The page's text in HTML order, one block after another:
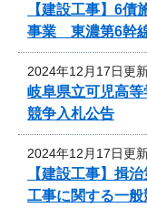
【建設工事】6
事業 東濃第6幹
2024年12月17日更
岐阜県立可児高
競争入札公告
2024年12月17日更
【建設工事】揖
工事に関する一